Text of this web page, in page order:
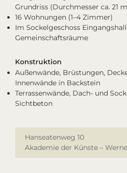
Grundriss (Durchmesser ca. 21
16 Wohnungen (1–4 Zimmer)
Im Sockelgeschoss
Gemeinschaftsräume
Konstruktion
Außenwände, Brüstungen,
Innenwände in Backstein
Terrassenwände, Dach- und
Sichtbeton
Hanseatenweg 10
Akademie der Künste –